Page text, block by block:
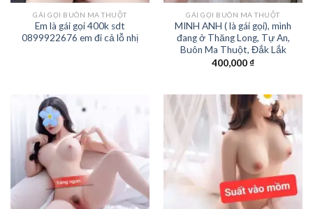
GÁI GỌI BUÔN MA THUỘT
Em là gái gọi 400k sdt
0899922676 em đi cả lỗ nhị
GÁI GỌI BUÔN MA THUỘT
MINH ANH ( là gái gọi), mình
đang ở Thăng Long, Tự An,
Buôn Ma Thuột, Đắk Lắk
400,000₫